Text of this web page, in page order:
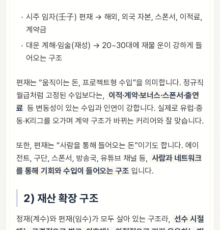
시주 임자(壬子) 편재 → 해외, 외국 자본, 스폰서, 이적료,
계약금
대운 계해·임술(재성) → 20~30대에 재물 운이 강하게 들
어오는 구조
편재는 “움직이는 돈, 프로젝트형 수입”을 의미합니다. 정규직
월급처럼 고정된 수입보다는, 이적·계약·보너스·스폰서·출연
료 등 변동성이 있는 수입과 인연이 강합니다. 실제로 유럽·중
동·K리그를 오가며 계약 구조가 바뀌는 커리어와 잘 맞습니다.
또한, 편재는 “사람을 통해 들어오는 돈”이기도 합니다. 에이
전트, 구단, 스폰서, 방송국, 유튜브 채널 등, 사람과 네트워크
를 통해 기회와 수입이 들어오는 구조 입니다.
2) 재산 확장 구조
정재(계수)와 편재(임수)가 모두 살아 있는 구조라, 선수 시절